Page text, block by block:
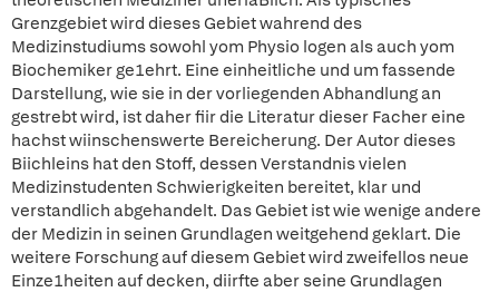
Grenzgebiet wird dieses Gebiet wahrend des
Medizinstudiums sowohl yom Physio logen als auch yom
Biochemiker ge1ehrt. Eine einheitliche und um fassende
Darstellung, wie sie in der vorliegenden Abhandlung an
gestrebt wird, ist daher fiir die Literatur dieser Facher eine
hachst wiinschenswerte Bereicherung. Der Autor dieses
Biichleins hat den Stoff, dessen Verstandnis vielen
Medizinstudenten Schwierigkeiten bereitet, klar und
verstandlich abgehandelt. Das Gebiet ist wie wenige andere
der Medizin in seinen Grundlagen weitgehend geklart. Die
weitere Forschung auf diesem Gebiet wird zweifellos neue
Einze1heiten auf decken, diirfte aber seine Grundlagen